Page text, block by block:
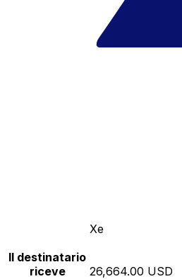
Xe
Il destinatario
riceve
26,664.00 USD